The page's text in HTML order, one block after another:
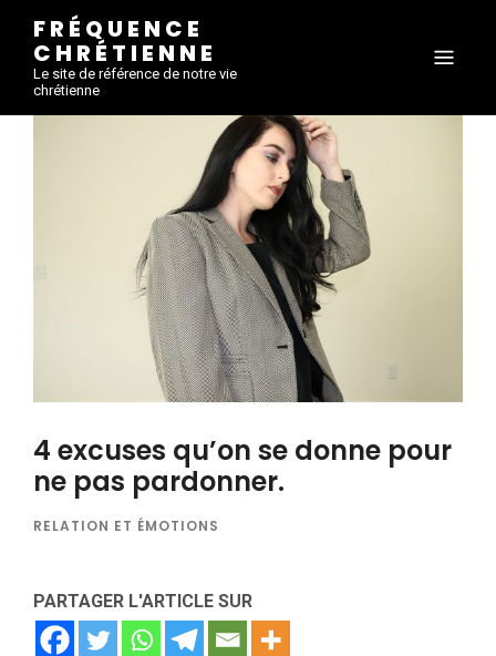
FRÉQUENCE
CHRÉTIENNE
Le site de référence de notre vie
chrétienne
4 excuses qu’on se donne pour
ne pas pardonner.
RELATION ET ÉMOTIONS
PARTAGER L'ARTICLE SUR